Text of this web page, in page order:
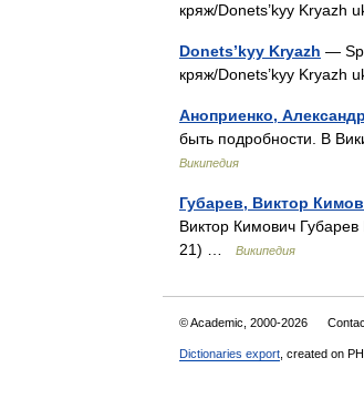
кряж/Donets’kyy Kryazh
Donets’kyy Kryazh — Sp
кряж/Donets’kyy Kryazh
Аноприенко,
быть подробности. В
Википедия
Губарев, Виктор
Виктор Кимович
21) …
Википедия
© Academic, 2000-2026
Dictionaries export , created on